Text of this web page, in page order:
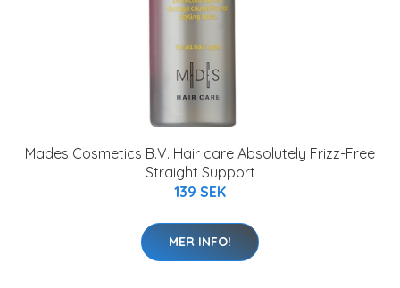
Mades Cosmetics B.V. Hair care Absolutely Frizz-Free
Straight Support
139 SEK
MER INFO!